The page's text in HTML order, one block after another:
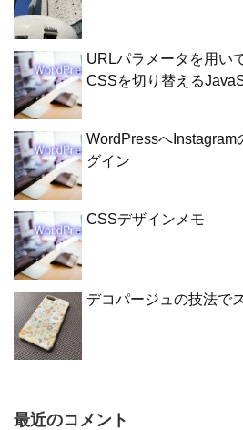
URLパラメータを用い
CSSを切り替える
WordPressへInstagram
グイン
CSSデザインメモ
デコパージュの技法で
最近のコメント